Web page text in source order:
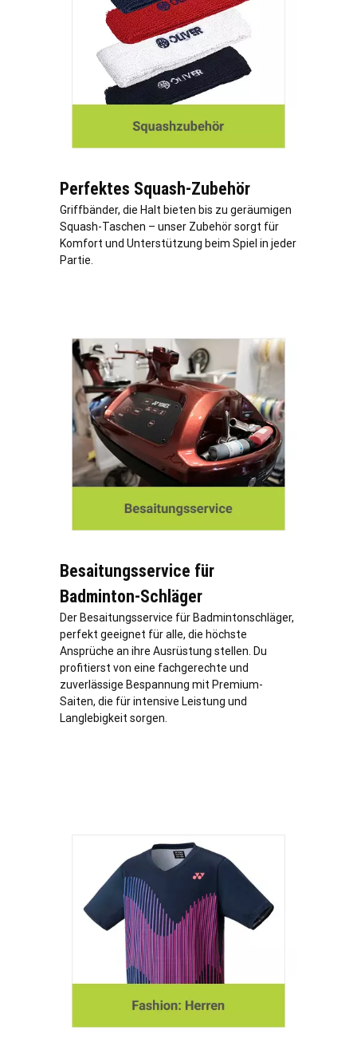
Perfektes Squash-Zubehör
Griffbänder, die Halt bieten bis zu geräumigen
Squash-Taschen – unser Zubehör sorgt für
Komfort und Unterstützung beim Spiel in jeder
Partie.
Besaitungsservice für
Badminton-Schläger
Der Besaitungsservice für Badmintonschläger,
perfekt geeignet für alle, die höchste
Ansprüche an ihre Ausrüstung stellen. Du
profitierst von eine fachgerechte und
zuverlässige Bespannung mit Premium-
Saiten, die für intensive Leistung und
Langlebigkeit sorgen.